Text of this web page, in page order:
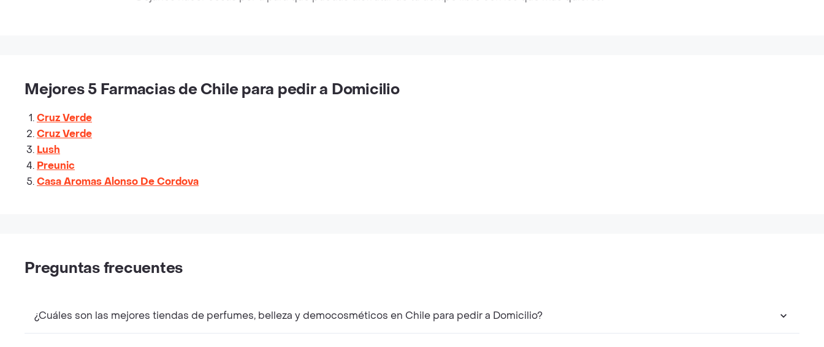
Mejores 5 Farmacias de Chile para pedir a Domicilio
Cruz Verde
Cruz Verde
Lush
Preunic
Casa Aromas Alonso De Cordova
Preguntas frecuentes
¿Cuáles son las mejores tiendas de perfumes, belleza y democosméticos en Chile para pedir a Domicilio?